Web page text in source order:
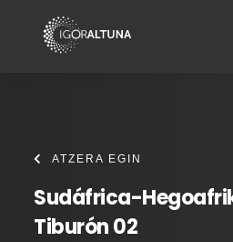
ATZERA EGIN
Sudáfrica-
Tiburón 02